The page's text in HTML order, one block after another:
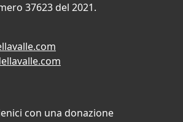
37623 del 2021.
con una donazione